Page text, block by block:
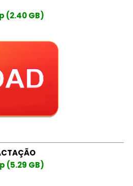
(2.40 GB)
(5.29 GB)